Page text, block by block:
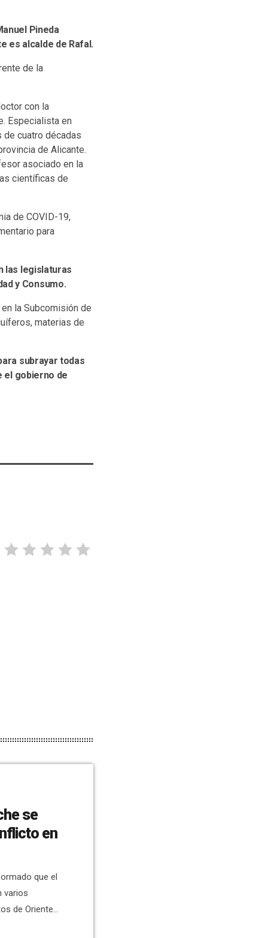
Pineda
es alcalde de Rafal.
de la
con la
Especialista en
de cuatro décadas
de Alicante.
asociado en la
científicas de
de COVID-19,
para
las legislaturas
y Consumo.
la Subcomisión de
materias de
subrayar todas
el gobierno de
se
en
que el
varios
de Oriente
desde el